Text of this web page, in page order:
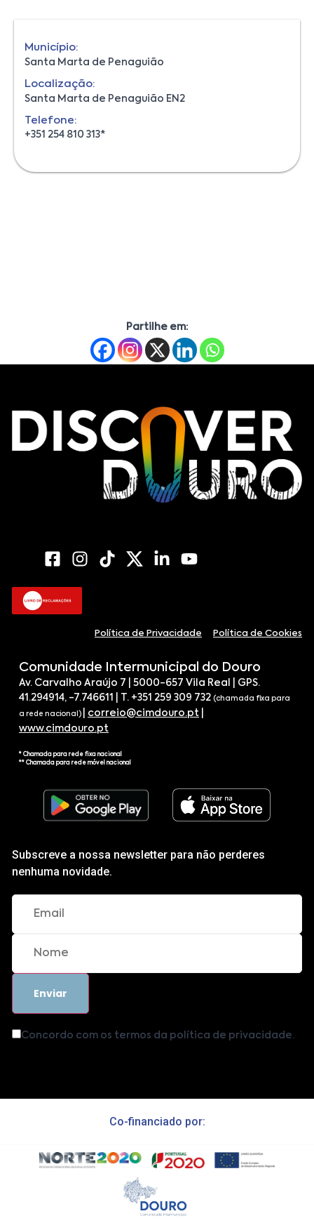
Município:
Santa Marta de Penaguião
Localização:
Santa Marta de Penaguião EN2
Telefone:
+351 254 810 313*
Partilhe em:
Política de Privacidade Política de Cookies
Comunidade Intermunicipal do Douro
Av. Carvalho Araújo 7 | 5000-657 Vila Real | GPS.
41.294914, -7.746611 | T. +351 259 309 732 (chamada fixa para
a rede nacional) correio@cimdouro.pt
www.cimdouro.pt
* Chamada para rede fixa nacional
** Chamada para rede móvel nacional
Subscreve a nossa newsletter para não perderes
nenhuma novidade.
Concordo com os termos da política de privacidade.
Co-financiado por: